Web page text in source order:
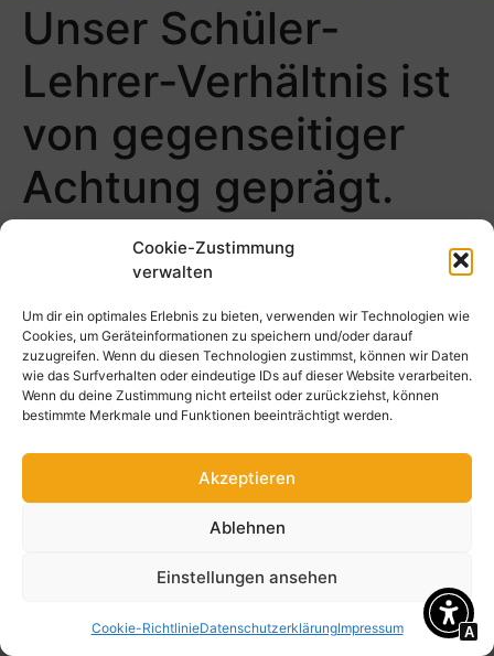
Cookie-Zustimmung
verwalten
Um dir ein optimales Erlebnis zu bieten, verwenden wir Technologien wie
Cookies, um Geräteinformationen zu speichern und/oder darauf
zuzugreifen. Wenn du diesen Technologien zustimmst, können wir Daten
wie das Surfverhalten oder eindeutige IDs auf dieser Website verarbeiten.
Wenn du deine Zustimmung nicht erteilst oder zurückziehst, können
bestimmte Merkmale und Funktionen beeinträchtigt werden.
Akzeptieren
Ablehnen
Einstellungen ansehen
Cookie-RichtlinieDatenschutzerklärungImpressum
Unser Schüler-
Lehrer-Verhältnis ist
von gegenseitiger
Achtung geprägt.
Schulanmeldung
Stellenangebote
News
Werkschule Meißen
A